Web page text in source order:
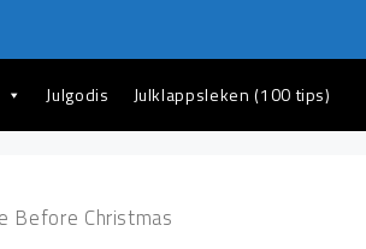
Julgodis Julklappsleken (100 tips)
Before Christmas